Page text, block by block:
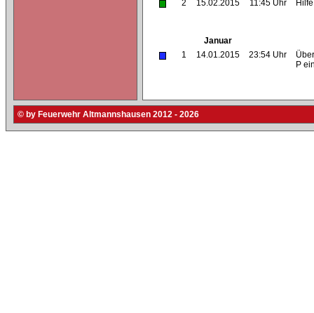
2
15.02.2015 11:45 Uhr
Januar
1
14.01.2015 23:54 Uhr
P
© by Feuerwehr Altmannshausen 2012 - 2026